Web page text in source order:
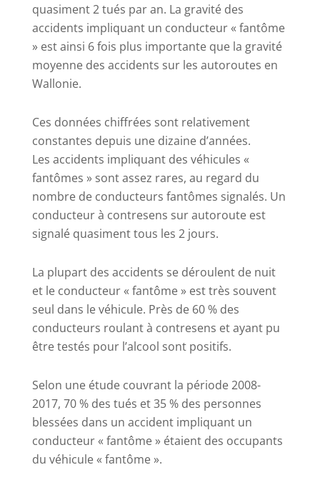
quasiment 2 tués par an. La gravité des
accidents impliquant un conducteur « fantôme
» est ainsi 6 fois plus importante que la gravité
moyenne des accidents sur les autoroutes en
Wallonie.
Ces données chiffrées sont relativement
constantes depuis une dizaine d’années.
Les accidents impliquant des véhicules «
fantômes » sont assez rares, au regard du
nombre de conducteurs fantômes signalés. Un
conducteur à contresens sur autoroute est
signalé quasiment tous les 2 jours.
La plupart des accidents se déroulent de nuit
et le conducteur « fantôme » est très souvent
seul dans le véhicule. Près de 60 % des
conducteurs roulant à contresens et ayant pu
être testés pour l’alcool sont positifs.
Selon une étude couvrant la période 2008-
2017, 70 % des tués et 35 % des personnes
blessées dans un accident impliquant un
conducteur « fantôme » étaient des occupants
du véhicule « fantôme ».